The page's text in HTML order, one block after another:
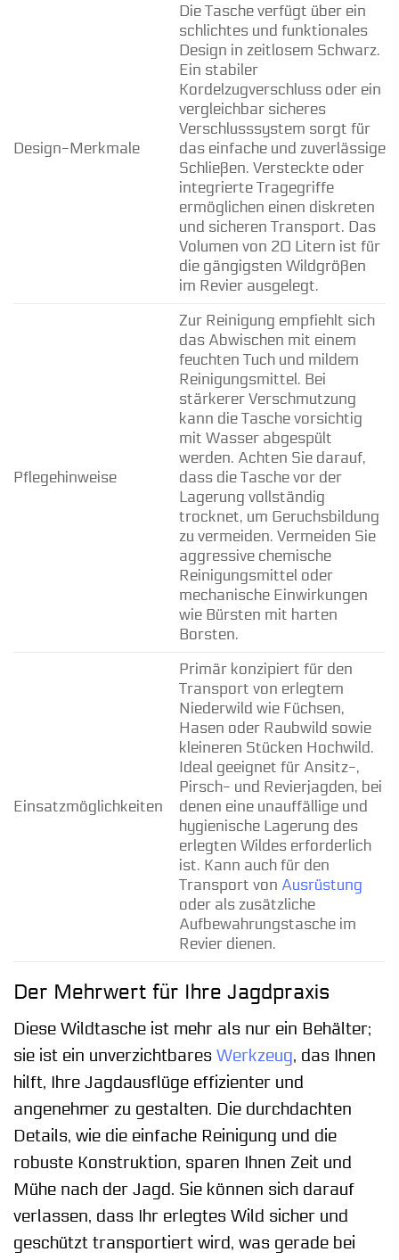
Design-Merkmale
Die Tasche verfügt über ein
schlichtes und funktionales
Design in zeitlosem Schwarz.
Ein stabiler
Kordelzugverschluss oder ein
vergleichbar sicheres
Verschlusssystem sorgt für
das einfache und zuverlässige
Schließen. Versteckte oder
integrierte Tragegriffe
ermöglichen einen diskreten
und sicheren Transport. Das
Volumen von 20 Litern ist für
die gängigsten Wildgrößen
im Revier ausgelegt.
Pflegehinweise
Zur Reinigung empfiehlt sich
das Abwischen mit einem
feuchten Tuch und mildem
Reinigungsmittel. Bei
stärkerer Verschmutzung
kann die Tasche vorsichtig
mit Wasser abgespült
werden. Achten Sie darauf,
dass die Tasche vor der
Lagerung vollständig
trocknet, um Geruchsbildung
zu vermeiden. Vermeiden Sie
aggressive chemische
Reinigungsmittel oder
mechanische Einwirkungen
wie Bürsten mit harten
Borsten.
Einsatzmöglichkeiten
Primär konzipiert für den
Transport von erlegtem
Niederwild wie Füchsen,
Hasen oder Raubwild sowie
kleineren Stücken Hochwild.
Ideal geeignet für Ansitz-,
Pirsch- und Revierjagden, bei
denen eine unauffällige und
hygienische Lagerung des
erlegten Wildes erforderlich
ist. Kann auch für den
Transport von Ausrüstung
oder als zusätzliche
Aufbewahrungstasche im
Revier dienen.
Der Mehrwert für Ihre Jagdpraxis
Diese Wildtasche ist mehr als nur ein Behälter;
sie ist ein unverzichtbares Werkzeug, das Ihnen
hilft, Ihre Jagdausflüge effizienter und
angenehmer zu gestalten. Die durchdachten
Details, wie die einfache Reinigung und die
robuste Konstruktion, sparen Ihnen Zeit und
Mühe nach der Jagd. Sie können sich darauf
verlassen, dass Ihr erlegtes Wild sicher und
geschützt transportiert wird, was gerade bei